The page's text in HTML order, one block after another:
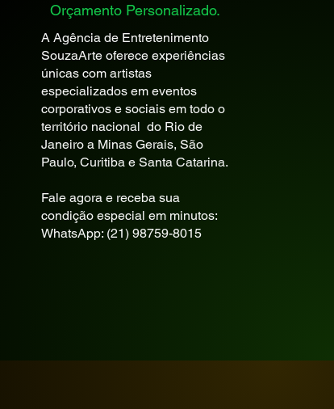
Orçamento Personalizado.
A Agência de Entretenimento
SouzaArte oferece experiências
únicas com artistas
especializados em eventos
corporativos e sociais em todo o
território nacional do Rio de
Janeiro a Minas Gerais, São
Paulo, Curitiba e Santa Catarina.
Fale agora e receba sua
condição especial em minutos:
WhatsApp: (21) 98759-8015